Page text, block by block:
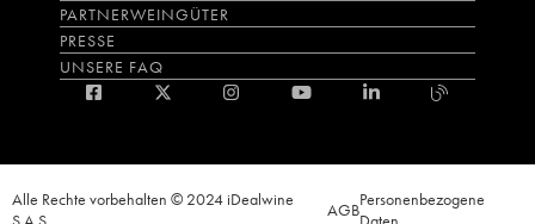
PARTNERWEINGÜTER
PRESSE
UNSERE FAQ
Alle Rechte vorbehalten © 2024 iDealwine
AGBPersonenbezogene